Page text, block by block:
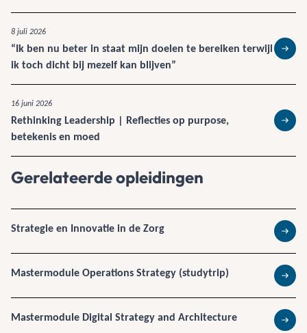
8 juli 2026
“Ik ben nu beter in staat mijn doelen te bereiken terwijl
ik toch dicht bij mezelf kan blijven”
Lees
16 juni 2026
Rethinking Leadership | Reflecties op purpose,
betekenis en moed
Lees
Gerelateerde opleidingen
Strategie en Innovatie in de Zorg
Lees
Mastermodule Operations Strategy (studytrip)
Lees
Mastermodule Digital Strategy and Architecture
Lees